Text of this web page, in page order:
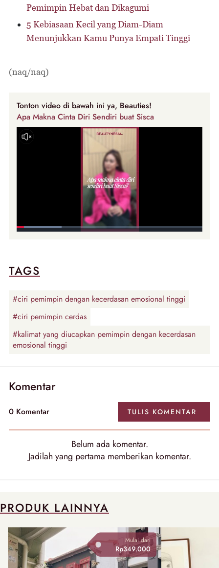
Pemimpin Hebat dan Dikagumi
5 Kebiasaan Kecil yang Diam-Diam
Menunjukkan Kamu Punya Empati Tinggi
(naq/naq)
Tonton video di bawah ini ya, Beauties!
Apa Makna Cinta Diri Sendiri buat Sisca
TAGS
#ciri pemimpin dengan kecerdasan emosional tinggi
#ciri pemimpin cerdas
#kalimat yang diucapkan pemimpin dengan kecerdasan
emosional tinggi
Komentar
0 Komentar TULIS KOMENTAR
Belum ada komentar.
Jadilah yang pertama memberikan komentar.
PRODUK LAINNYA
Mulai dari
Rp349.000